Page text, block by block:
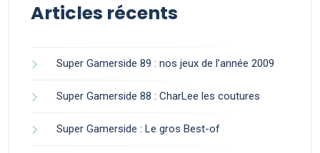
Articles récents
Super Gamerside 89 : nos jeux de l’année 2009
Super Gamerside 88 : CharLee les coutures
Super Gamerside : Le gros Best-of